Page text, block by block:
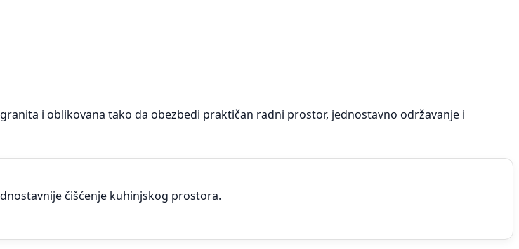
i oblikovana tako da obezbedi praktičan radni prostor, jednostavno održavanje i
čišćenje kuhinjskog prostora.